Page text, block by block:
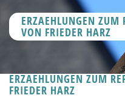
ERZAEHLUNGEN ZUM
VON FRIEDER HARZ
ERZAEHLUNGEN ZUM
FRIEDER HARZ